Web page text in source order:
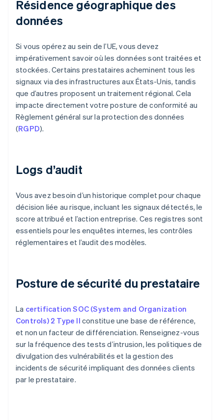
Résidence géographique des
données
Si vous opérez au sein de l’UE, vous devez
impérativement savoir où les données sont traitées et
stockées. Certains prestataires acheminent tous les
signaux via des infrastructures aux États-Unis, tandis
que d’autres proposent un traitement régional. Cela
impacte directement votre posture de conformité au
Règlement général sur la protection des données
(RGPD).
Logs d’audit
Vous avez besoin d’un historique complet pour chaque
décision liée au risque, incluant les signaux détectés, le
score attribué et l’action entreprise. Ces registres sont
essentiels pour les enquêtes internes, les contrôles
réglementaires et l’audit des modèles.
Posture de sécurité du prestataire
La certification SOC (System and Organization
Controls) 2 Type II constitue une base de référence,
et non un facteur de différenciation. Renseignez-vous
sur la fréquence des tests d’intrusion, les politiques de
divulgation des vulnérabilités et la gestion des
incidents de sécurité impliquant des données clients
par le prestataire.